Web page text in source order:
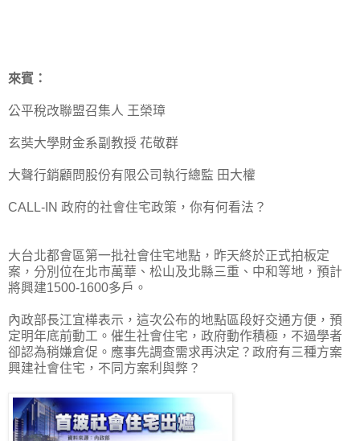
來賓：
公平稅改聯盟召集人 王榮璋
玄奘大學財金系副教授 花敬群
大聲行銷顧問股份有限公司執行總監 田大權
CALL-IN 政府的社會住宅政策，你有何看法？
大台北都會區第一批社會住宅地點，昨天終於正式拍板定
案，分別位在北市萬華、松山及北縣三重、中和等地，預計
將興建1500-1600多戶。
內政部長江宜樺表示，這次公布的地點區段好交通方便，預
定明年底前動工。催生社會住宅，政府動作積極，不過學者
卻認為稍嫌倉促。應事先調查需求再決定？政府有三種方案
興建社會住宅，不同方案利與弊？